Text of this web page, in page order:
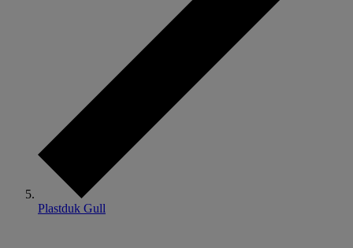
Plastduk Gull